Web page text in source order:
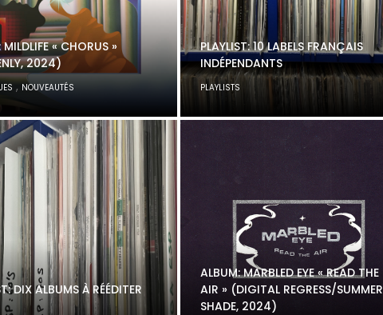
« CHORUS »
2024)
, NOUVEAUTÉS
PLAYLIST: 10 LABELS FRANÇAIS
INDÉPENDANTS
PLAYLISTS
DIX ALBUMS À RÉÉDITER
ALBUM: MARBLED EYE « READ THE
AIR » (DIGITAL REGRESS/SUMMER
SHADE, 2024)